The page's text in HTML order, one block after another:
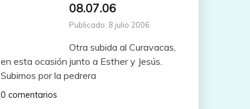
08.07.06
Publicado: 8 julio 2006
Otra subida al Curavacas,
en esta ocasión junto a Esther y Jesús.
Subimos por la pedrera
0 comentarios